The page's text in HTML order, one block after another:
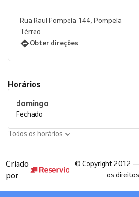
Rua Raul Pompéia 144, Pompeia
Térreo
Obter direções
Horários
domingo
Fechado
Todos os horários
Criado
por
© Copyright 2012
os